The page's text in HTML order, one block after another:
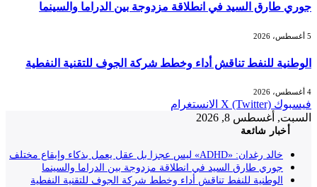
جوري طارق السيد في انطلاقة مزدوجة بين الدراما والسينما
الوطنية للنفط تناقش أداء وخطط شركة الجوف للتقنية النفطية
فيسبوك X (Twitter) الانستغرام
السبت, أغسطس 8, 2026
أخبار شائعة
خالد رغدان: «ADHD» ليس عجزا بل عقل يعمل بذكاء وإيقاع مختلف
جوري طارق السيد في انطلاقة مزدوجة بين الدراما والسينما
الوطنية للنفط تناقش أداء وخطط شركة الجوف للتقنية النفطية